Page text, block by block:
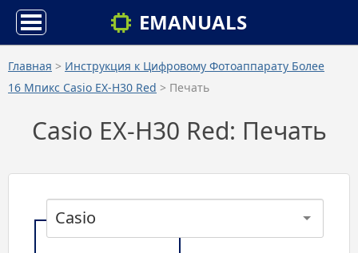
EMANUALS
Главная > Инструкция к Цифровому Фотоаппарату Более
16 Мпикс Casio EX-H30 Red > Печать
Casio EX-H30 Red: Печать
Casio